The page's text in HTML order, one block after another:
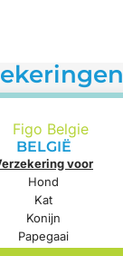
BELGIË
voor
Hond
Kat
Konijn
Papegaai